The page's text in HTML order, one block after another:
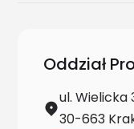
Oddział
ul. Wielicka
30-663